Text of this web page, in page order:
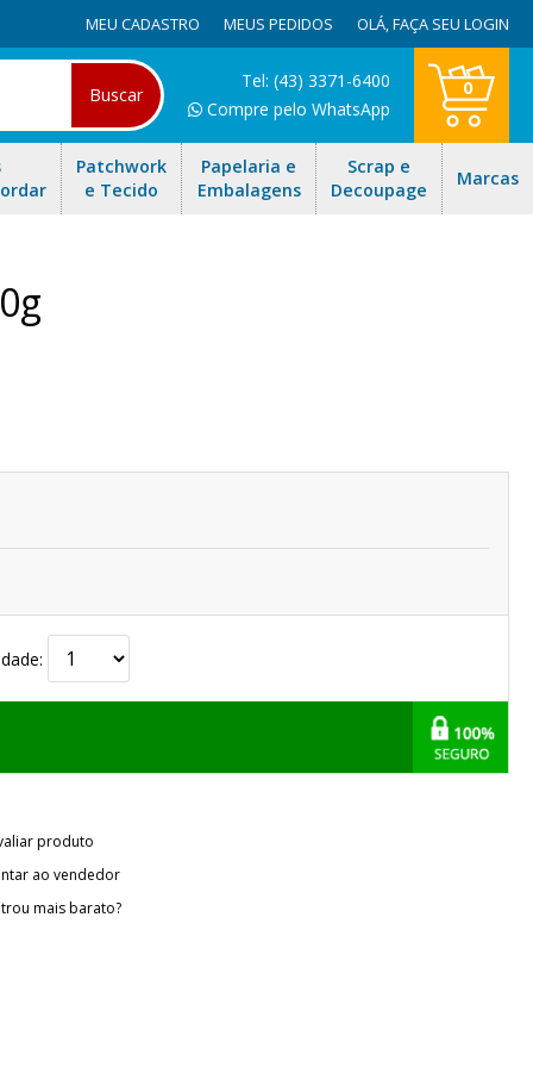
MEU CADASTRO MEUS PEDIDOS OLÁ,FAÇA SEU LOGIN
Buscar
Tel: (43) 3371-6400
Compre pelo WhatsApp
0
Patchwork
e Tecido
Papelaria e
Embalagens
Scrap e
Decoupage
Marcas
produto
ao vendedor
mais barato?